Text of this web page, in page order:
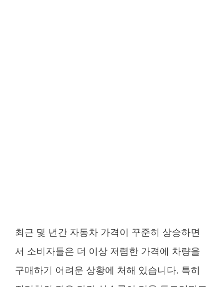
최근 몇 년간 자동차 가격이 꾸준히 상승하면
서 소비자들은 더 이상 저렴한 가격에 차량을
구매하기 어려운 상황에 처해 있습니다. 특히